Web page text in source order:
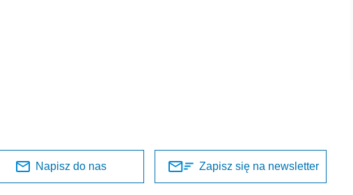
Napisz do nas Zapisz się na newsletter